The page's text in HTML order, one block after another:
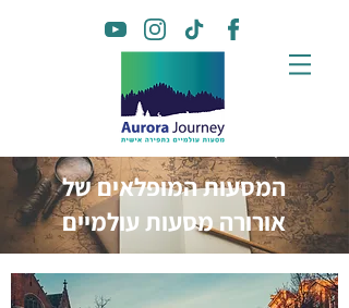
המסעות המופלאים של
אורורה מסעות עולמיים